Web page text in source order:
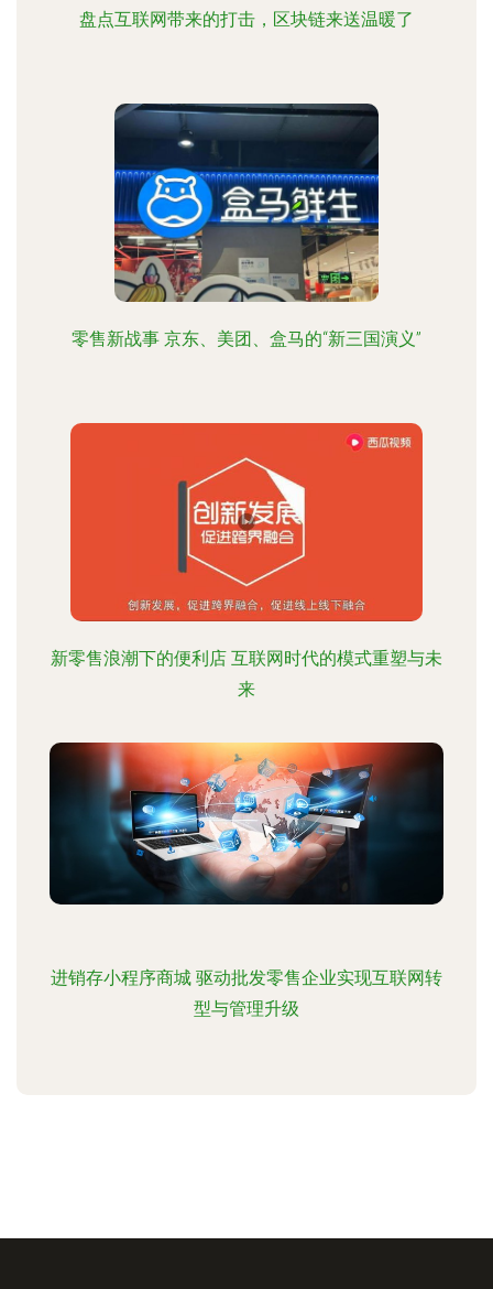
盘点互联网带来的打击，区块链来送温暖了
零售新战事 京东、美团、盒马的“新三国演义”
新零售浪潮下的便利店 互联网时代的模式重塑与未
来
进销存小程序商城 驱动批发零售企业实现互联网转
型与管理升级